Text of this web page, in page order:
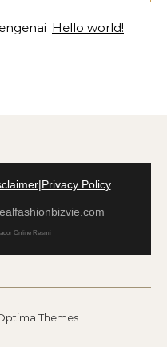
Hello world!
|Privacy Policy
Online Resmi
Themes